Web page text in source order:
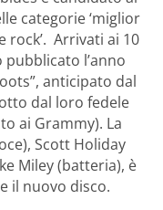
categorie ‘miglior
rock’. Arrivati ai 10
l’anno
anticipato dal
dal loro fedele
ai Grammy). La
Scott Holiday
Miley (batteria), è
il nuovo disco.